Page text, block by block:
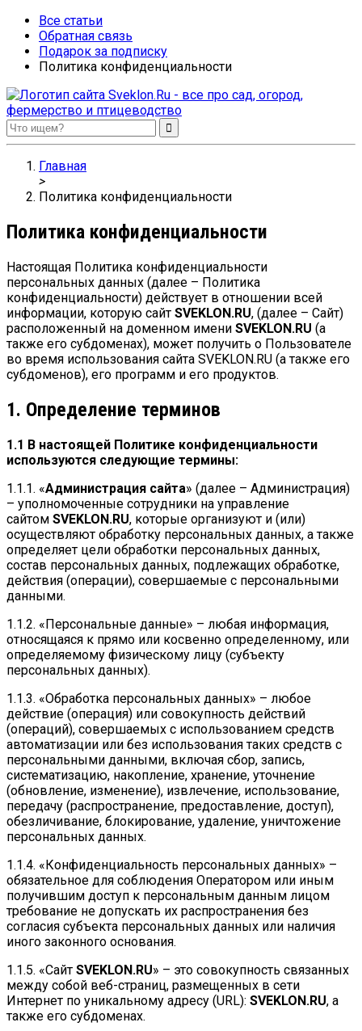
Все статьи
Обратная связь
Подарок за подписку
Политика конфиденциальности
Sveklon.Ru – все про сад, огород, фермерство и птицеводство
Главная
>
Политика конфиденциальности
Политика конфиденциальности
Настоящая Политика конфиденциальности
персональных данных (далее – Политика
конфиденциальности) действует в отношении всей
информации, которую сайт SVEKLON.RU, (далее – Сайт)
расположенный на доменном имени SVEKLON.RU (а
также его субдоменах), может получить о Пользователе
во время использования сайта SVEKLON.RU (а также его
субдоменов), его программ и его продуктов.
1. Определение терминов
1.1 В настоящей Политике конфиденциальности
используются следующие термины:
1.1.1. «Администрация сайта» (далее – Администрация)
– уполномоченные сотрудники на управление
сайтом SVEKLON.RU, которые организуют и (или)
осуществляют обработку персональных данных, а также
определяет цели обработки персональных данных,
состав персональных данных, подлежащих обработке,
действия (операции), совершаемые с персональными
данными.
1.1.2. «Персональные данные» – любая информация,
относящаяся к прямо или косвенно определенному, или
определяемому физическому лицу (субъекту
персональных данных).
1.1.3. «Обработка персональных данных» – любое
действие (операция) или совокупность действий
(операций), совершаемых с использованием средств
автоматизации или без использования таких средств с
персональными данными, включая сбор, запись,
систематизацию, накопление, хранение, уточнение
(обновление, изменение), извлечение, использование,
передачу (распространение, предоставление, доступ),
обезличивание, блокирование, удаление, уничтожение
персональных данных.
1.1.4. «Конфиденциальность персональных данных» –
обязательное для соблюдения Оператором или иным
получившим доступ к персональным данным лицом
требование не допускать их распространения без
согласия субъекта персональных данных или наличия
иного законного основания.
1.1.5. «Сайт SVEKLON.RU» – это совокупность связанных
между собой веб-страниц, размещенных в сети
Интернет по уникальному адресу (URL): SVEKLON.RU, а
также его субдоменах.